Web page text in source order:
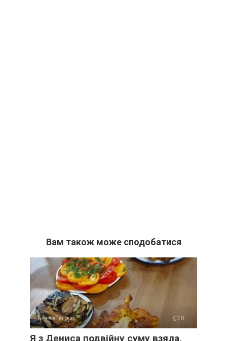
Вам також може сподобатися
Без категорії 0
Я з Дениса подвійну суму взяла,